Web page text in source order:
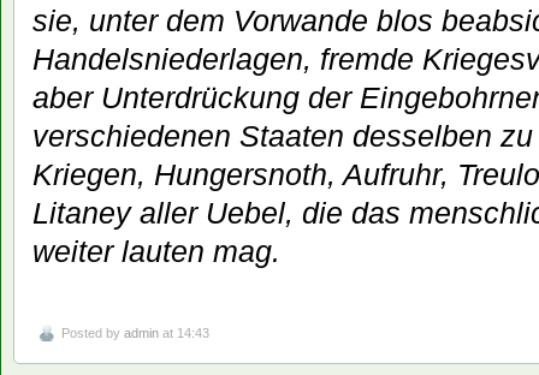
sie, unter dem Vorwande blos
Handelsniederlagen, fremde
aber Unterdrückung der
verschiedenen Staaten desselben
Kriegen, Hungersnoth, Aufruhr,
Litaney aller Uebel, die das
weiter lauten mag.
Posted by admin at 14:43